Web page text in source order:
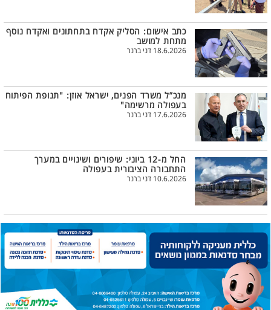
כתב אישום: הסליק אקדח בתחתונים ואקדח נוסף
מתחת למושב
18.6.2026 דני ברנר
מנכ”ל משרד הפנים, ישראל אוזן: "תנופת הפיתוח
בעפולה מרשימה"
17.6.2026 דני ברנר
החל מ-12 ביוני: שיפורים ושינויים במערך
התחבורה הציבורית בעפולה
10.6.2026 דני ברנר